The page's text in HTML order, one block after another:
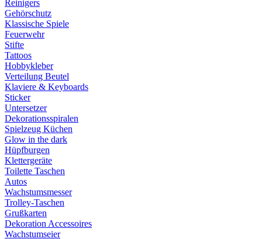
Reinigers
Gehörschutz
Klassische Spiele
Feuerwehr
Stifte
Tattoos
Hobbykleber
Verteilung Beutel
Klaviere & Keyboards
Sticker
Untersetzer
Dekorationsspiralen
Spielzeug Küchen
Glow in the dark
Hüpfburgen
Klettergeräte
Toilette Taschen
Autos
Wachstumsmesser
Trolley-Taschen
Grußkarten
Dekoration Accessoires
Wachstumseier